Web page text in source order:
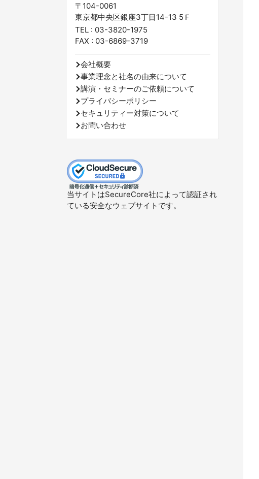
〒104-0061
東京都中央区銀座3丁目14-13 5Ｆ
TEL : 03-3820-1975
FAX : 03-6869-3719
会社概要
事業理念と社名の由来について
講演・セミナーのご依頼について
プライバシーポリシー
セキュリティー対策について
お問い合わせ
当サイトはSecureCore社によって認証され
ている安全なウェブサイトです。